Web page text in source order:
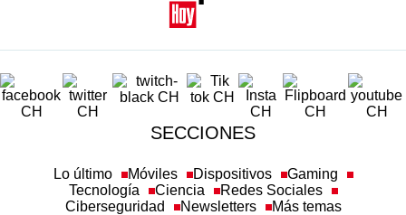
SECCIONES
Lo último Móviles Dispositivos
Gaming
Tecnología
Ciencia
Redes Sociales
Ciberseguridad
Newsletters Más temas